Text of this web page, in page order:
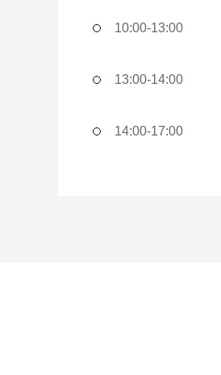
10:00-13:00
13:00-14:00
14:00-17:00